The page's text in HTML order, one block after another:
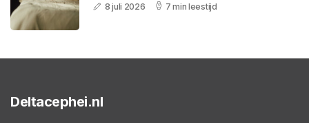
8 juli 2026 7 min leestijd
Deltacephei.nl